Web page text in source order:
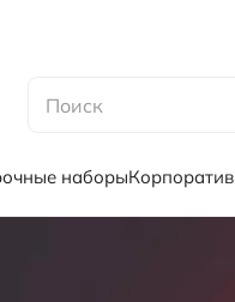
наборы